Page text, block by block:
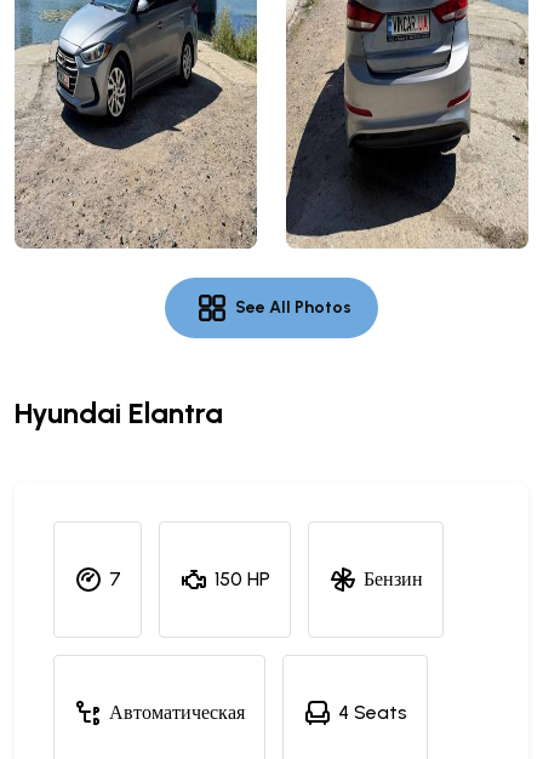
See All Photos
Hyundai Elantra
7 150 HP Бензин
Автоматическая 4 Seats